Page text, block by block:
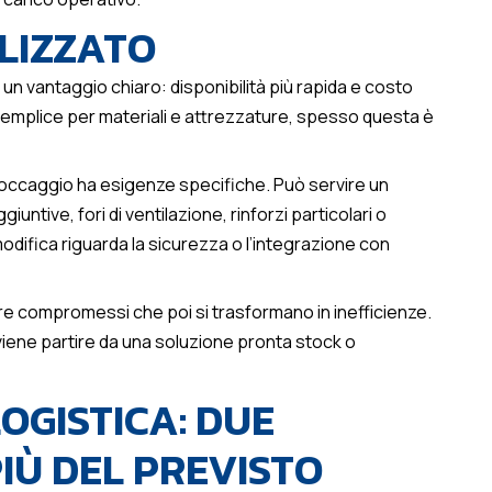
vantaggio chiaro: disponibilità più rapida e costo
per materiali e attrezzature, spesso questa è
ha esigenze specifiche. Può servire un
fori di ventilazione, rinforzi particolari o
riguarda la sicurezza o l’integrazione con
compromessi che poi si trasformano in inefficienze.
partire da una soluzione pronta stock o
DUE
DEL PREVISTO